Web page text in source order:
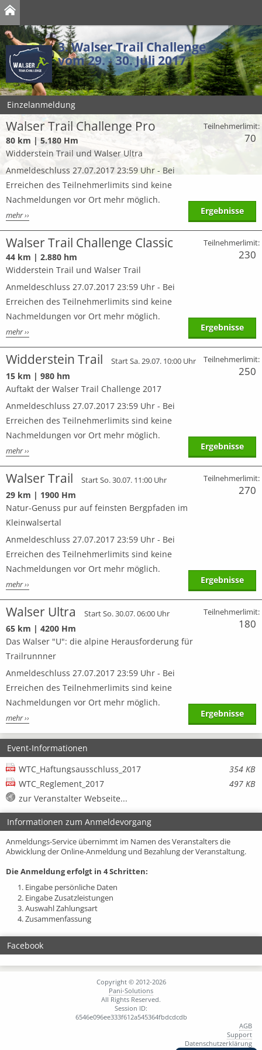
3. Walser Trail Challenge
vom 29. - 30. Juli 2017
Einzelanmeldung
Walser Trail Challenge Pro
80 km | 5.180 Hm
Widderstein Trail und Walser Ultra
Anmeldeschluss 27.07.2017 23:59 Uhr - Bei
Erreichen des Teilnehmerlimits sind keine
Nachmeldungen vor Ort mehr möglich.
mehr ››
Teilnehmerlimit:
70
Ergebnisse
Walser Trail Challenge Classic
44 km | 2.880 hm
Widderstein Trail und Walser Trail
Anmeldeschluss 27.07.2017 23:59 Uhr - Bei
Erreichen des Teilnehmerlimits sind keine
Nachmeldungen vor Ort mehr möglich.
mehr ››
Teilnehmerlimit:
230
Ergebnisse
Widderstein Trail Start Sa. 29.07. 10:00 Uhr
15 km | 980 hm
Auftakt der Walser Trail Challenge 2017
Anmeldeschluss 27.07.2017 23:59 Uhr - Bei
Erreichen des Teilnehmerlimits sind keine
Nachmeldungen vor Ort mehr möglich.
mehr ››
Teilnehmerlimit:
250
Ergebnisse
Walser Trail Start So. 30.07. 11:00 Uhr
29 km | 1900 Hm
Natur-Genuss pur auf feinsten Bergpfaden im
Kleinwalsertal
Anmeldeschluss 27.07.2017 23:59 Uhr - Bei
Erreichen des Teilnehmerlimits sind keine
Nachmeldungen vor Ort mehr möglich.
mehr ››
Teilnehmerlimit:
270
Ergebnisse
Walser Ultra Start So. 30.07. 06:00 Uhr
65 km | 4200 Hm
Das Walser "U": die alpine Herausforderung für
Trailrunnner
Anmeldeschluss 27.07.2017 23:59 Uhr - Bei
Erreichen des Teilnehmerlimits sind keine
Nachmeldungen vor Ort mehr möglich.
mehr ››
Teilnehmerlimit:
180
Ergebnisse
Event-Informationen
WTC_Haftungsausschluss_2017
354 KB
WTC_Reglement_2017
497 KB
zur Veranstalter Webseite...
Informationen zum Anmeldevorgang
Anmeldungs-Service übernimmt im Namen des Veranstalters die
Abwicklung der Online-Anmeldung und Bezahlung der Veranstaltung.
Die Anmeldung erfolgt in 4 Schritten:
1. Eingabe persönliche Daten
2. Eingabe Zusatzleistungen
3. Auswahl Zahlungsart
4. Zusammenfassung
Facebook
Copyright © 2012-2026
Pani-Solutions
All Rights Reserved.
Session ID:
6546e096ee333f612a545364fbdcdcdb
AGB
Support
Datenschutzerklärung